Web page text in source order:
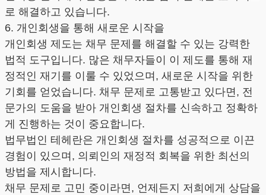
로 해결하고 있습니다.
6. 개인회생을 통해 새로운 시작을
개인회생 제도는 채무 문제를 해결할 수 있는 강력한
법적 도구입니다. 많은 채무자들이 이 제도를 통해 재
정적인 재기를 이룰 수 있었으며, 새로운 시작을 위한
기회를 얻었습니다. 채무 문제로 고통받고 있다면, 전
문가의 도움을 받아 개인회생 절차를 신속하고 정확하
게 진행하는 것이 중요합니다.
법무법인 테헤란은 개인회생 절차를 성공적으로 이끈
경험이 있으며, 의뢰인의 재정적 회복을 위한 최선의
방법을 제시합니다.
채무 문제로 고민 중이라면, 언제든지 저희에게 상담을